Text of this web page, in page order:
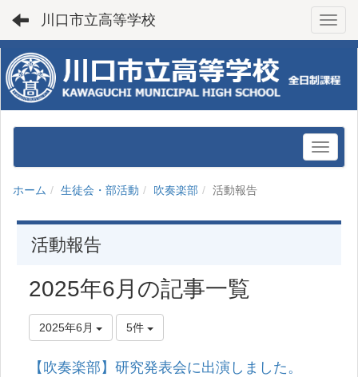
川口市立高等学校
ホーム 生徒会・部活動 吹奏楽部 活動報告
活動報告
2025年6月の記事一覧
2025年6月 5件
【吹奏楽部】研究発表会に出演しました。